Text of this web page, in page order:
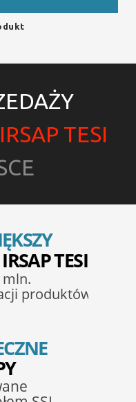
IRSAP TESI